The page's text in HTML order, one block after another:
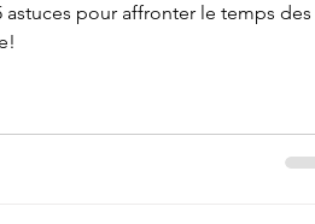
astuces pour affronter le temps des